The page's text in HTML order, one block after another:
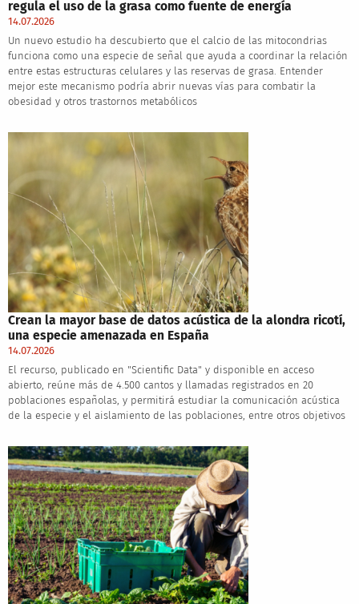
regula el uso de la grasa como fuente de energía
14.07.2026
Un nuevo estudio ha descubierto que el calcio de las mitocondrias
funciona como una especie de señal que ayuda a coordinar la relación
entre estas estructuras celulares y las reservas de grasa. Entender
mejor este mecanismo podría abrir nuevas vías para combatir la
obesidad y otros trastornos metabólicos
Crean la mayor base de datos acústica de la alondra ricotí,
una especie amenazada en España
14.07.2026
El recurso, publicado en "Scientific Data" y disponible en acceso
abierto, reúne más de 4.500 cantos y llamadas registrados en 20
poblaciones españolas, y permitirá estudiar la comunicación acústica
de la especie y el aislamiento de las poblaciones, entre otros objetivos